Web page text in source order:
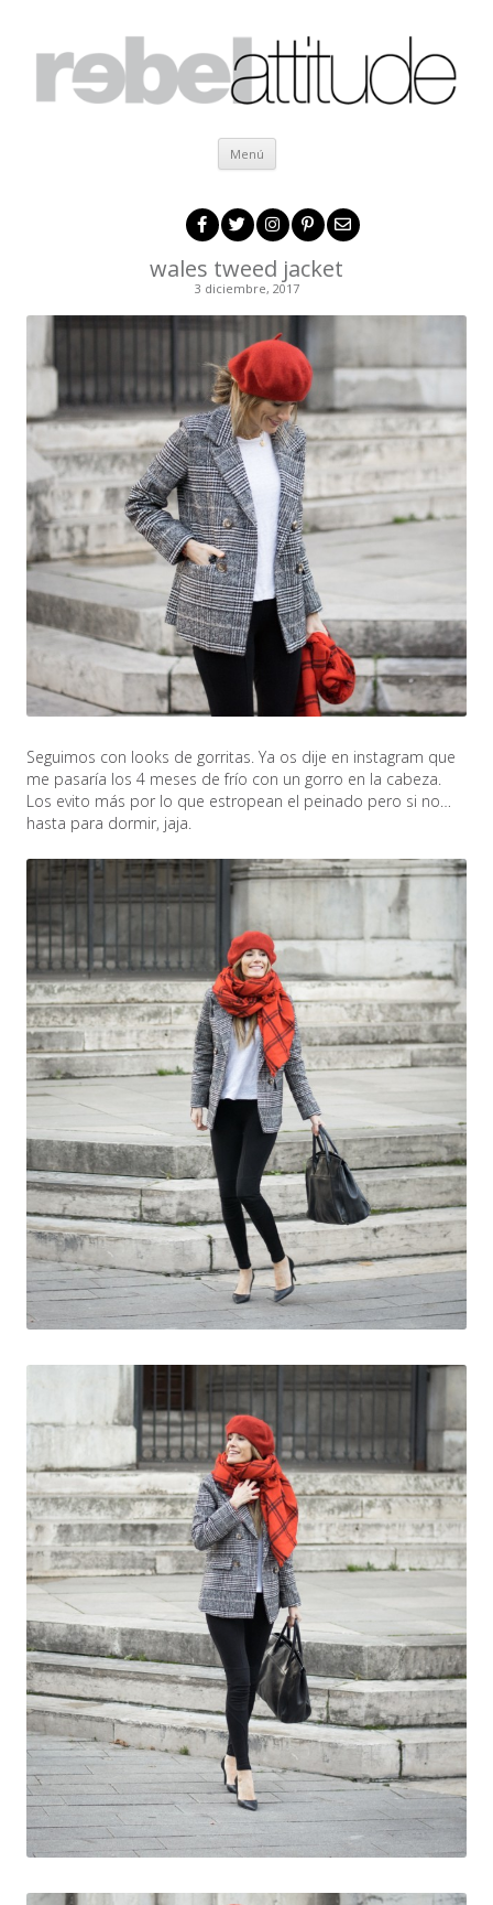
Menú Ir al contenido
wales tweed jacket
3 diciembre, 2017
Seguimos con looks de gorritas. Ya os dije en instagram que
me pasaría los 4 meses de frío con un gorro en la cabeza.
Los evito más por lo que estropean el peinado pero si no…
hasta para dormir, jaja.